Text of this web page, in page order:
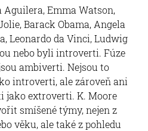
Emma Watson,
Barack Obama, Angela
Leonardo da Vinci, Ludwig
nebo byli introverti. Fúze
ambiverti. Nejsou to
introverti, ale zároveň ani
jako extroverti. K. Moore
smíšené týmy, nejen z
věku, ale také z pohledu